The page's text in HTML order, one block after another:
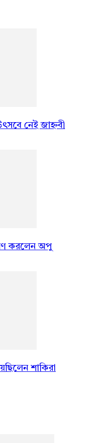
নেই জাহ্নবী
করলেন অপু
শাকিরা